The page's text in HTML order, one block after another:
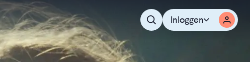
Inloggen